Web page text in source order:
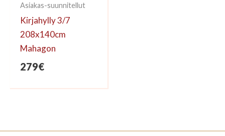
Asiakas-suunnitellut
Kirjahylly 3/7
208x140cm
Mahagon
279€